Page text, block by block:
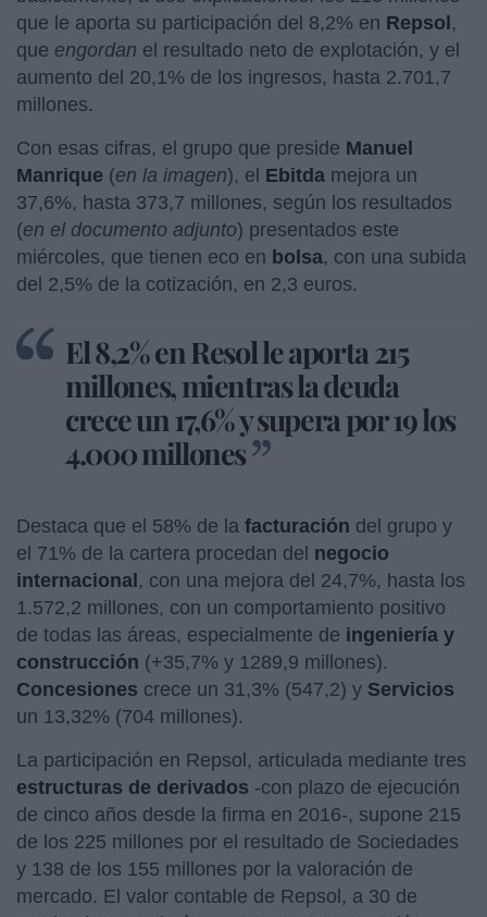
que le aporta su participación del 8,2% en Repsol,
que engordan el resultado neto de explotación, y el
aumento del 20,1% de los ingresos, hasta 2.701,7
millones.
Con esas cifras, el grupo que preside Manuel
Manrique (en la imagen), el Ebitda mejora un
37,6%, hasta 373,7 millones, según los resultados
(en el documento adjunto) presentados este
miércoles, que tienen eco en bolsa, con una subida
del 2,5% de la cotización, en 2,3 euros.
El 8,2% en Resol le aporta 215
millones, mientras la deuda
crece un 17,6% y supera por 19 los
4.000 millones
Destaca que el 58% de la facturación del grupo y
el 71% de la cartera procedan del negocio
internacional, con una mejora del 24,7%, hasta los
1.572,2 millones, con un comportamiento positivo
de todas las áreas, especialmente de ingeniería y
construcción (+35,7% y 1289,9 millones).
Concesiones crece un 31,3% (547,2) y Servicios
un 13,32% (704 millones).
La participación en Repsol, articulada mediante tres
estructuras de derivados -con plazo de ejecución
de cinco años desde la firma en 2016-, supone 215
de los 225 millones por el resultado de Sociedades
y 138 de los 155 millones por la valoración de
mercado. El valor contable de Repsol, a 30 de